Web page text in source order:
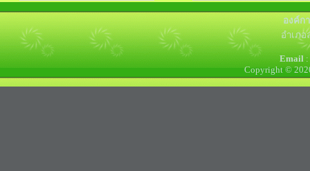
องค์ก
อำเภ
Email
Copyright ©